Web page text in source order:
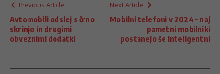
Previous Article
Avtomobili odslej s črno
skrinjo in drugimi
obveznimi dodatki
Next Article
Mobilni telefoni v 2024 – naj
pametni mobilniki
postanejo še inteligentni